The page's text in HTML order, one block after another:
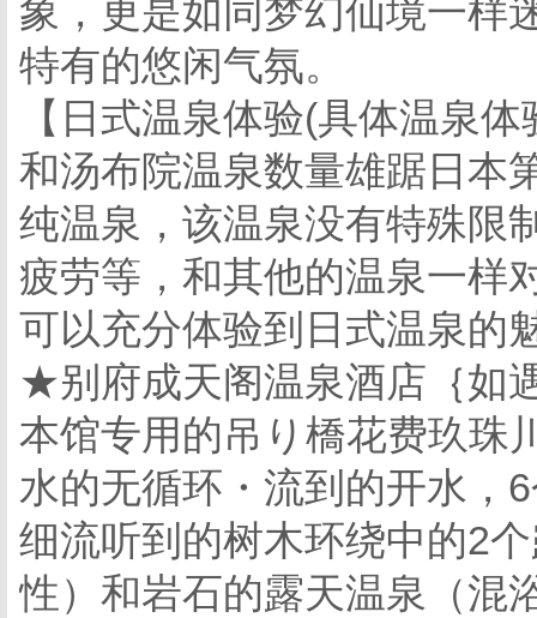
象，更是如同梦幻仙境一样
特有的悠闲气氛。
【日式温泉体验(具体温泉
和汤布院温泉数量雄踞日本
纯温泉，该温泉没有特殊限
疲劳等，和其他的温泉一样
可以充分体验到日式温泉的
★别府成天阁温泉酒店｛如
本馆专用的吊り橋花费玖珠
水的无循环・流到的开水，
细流听到的树木环绕中的2
性）和岩石的露天温泉（混